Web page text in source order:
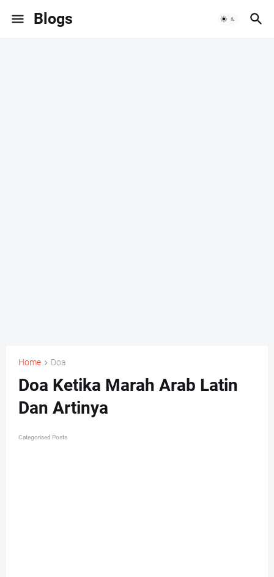
Blogs
Home Doa
Doa Ketika Marah Arab Latin
Dan Artinya
Categorised Posts